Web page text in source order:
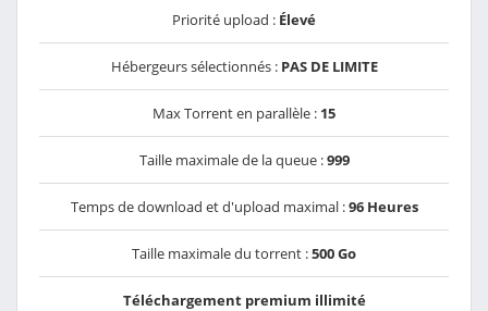
Priorité upload : Élevé
Hébergeurs sélectionnés : PAS DE LIMITE
Max Torrent en parallèle : 15
Taille maximale de la queue :999
Temps de download et d'upload maximal :96 Heures
Taille maximale du torrent :500 Go
Téléchargement premium illimité